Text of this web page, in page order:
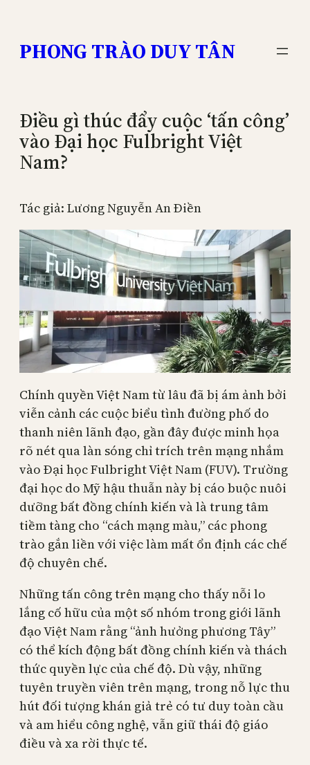
content
PHONG TRÀO DUY TÂN
Điều gì thúc đẩy cuộc ‘tấn công’
vào Đại học Fulbright Việt
Nam?
Tác giả: Lương Nguyễn An Điền
Chính quyền Việt Nam từ lâu đã bị ám ảnh bởi
viễn cảnh các cuộc biểu tình đường phố do
thanh niên lãnh đạo, gần đây được minh họa
rõ nét qua làn sóng chỉ trích trên mạng nhắm
vào Đại học Fulbright Việt Nam (FUV). Trường
đại học do Mỹ hậu thuẫn này bị cáo buộc nuôi
dưỡng bất đồng chính kiến ​​và là trung tâm
tiềm tàng cho “cách mạng màu,” các phong
trào gắn liền với việc làm mất ổn định các chế
độ chuyên chế.
Những tấn công trên mạng cho thấy nỗi lo
lắng cố hữu của một số nhóm trong giới lãnh
đạo Việt Nam rằng “ảnh hưởng phương Tây”
có thể kích động bất đồng chính kiến ​​và thách
thức quyền lực của chế độ. Dù vậy, những
tuyên truyền viên trên mạng, trong nỗ lực thu
hút đối tượng khán giả trẻ có tư duy toàn cầu
và am hiểu công nghệ, vẫn giữ thái độ giáo
điều và xa rời thực tế.